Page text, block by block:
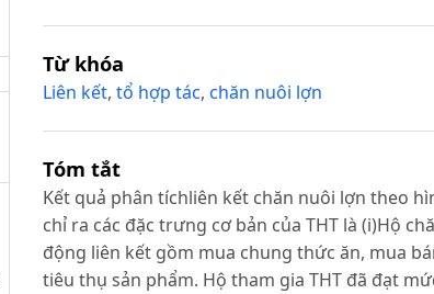
Từ khóa
Liên kết,tổ hợp tác,chăn nuôi lợn
Tóm tắt
Kết quả phân tíchliên kết chăn nuôi lợn theo
chỉ ra các đặc trưng cơ bản của THT là (i)Hộ
động liên kết gồm mua chung thức ăn, mua
tiêu thụ sản phẩm. Hộ tham gia THT đã đạt